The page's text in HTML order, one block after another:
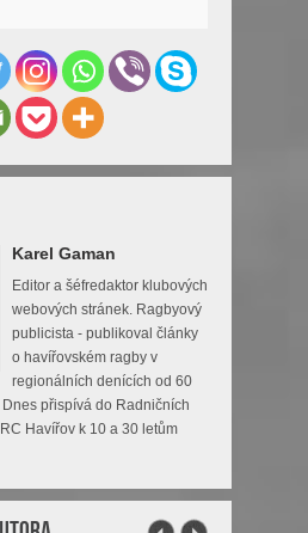
Karel Gaman
Editor a šéfredaktor klubových
webových stránek. Ragbyový
publicista - publikoval články
o havířovském ragby v
regionálních denících od 60
přispívá do Radničních
Havířov k 10 a 30 letům